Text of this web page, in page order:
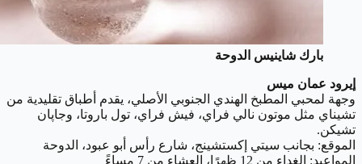
بارك شاينيس الدوحة
إيرود عمان ميس
وجهة لمحبي المطبخ الهندي الجنوبي الأصلي، يقدم أطباق تقليدية من
تشيناي مثل موتون نالي فراي، فيش فراي، تول باروتا، وجاپان
تشيكن.
الموقع: بجانب سيتي إكستشينج، شارع رأس أبو عبود، الدوحة
المواعيد: الغداء من 12 ظهرًا، العشاء من 7 مساءً